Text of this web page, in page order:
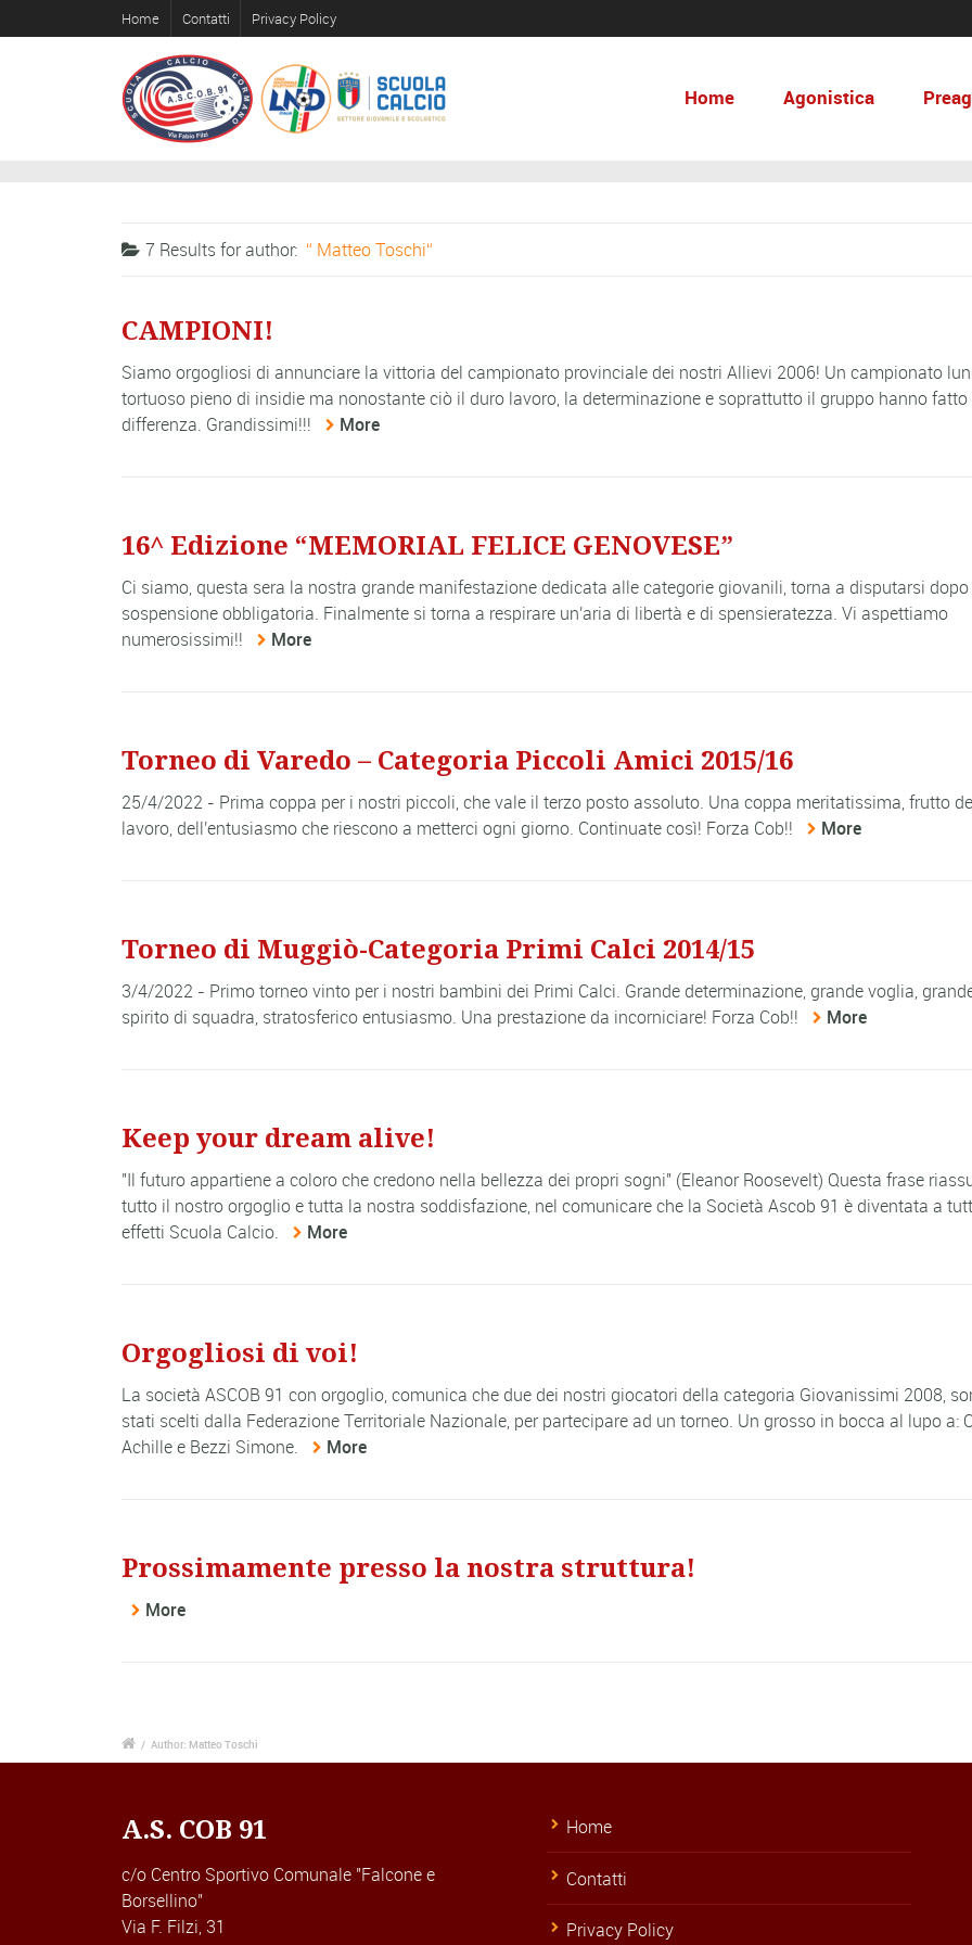
Home Contatti Privacy Policy
Home Agonistica
7 Results forauthor: Matteo Toschi
CAMPIONI!
Siamo orgogliosi di annunciare la vittoria del campionato provinciale dei nostri Allievi 2006! Un campionato
tortuoso pieno di insidie ma nonostante ciò il duro lavoro, la determinazione e soprattutto il gruppo hanno fatto
differenza. Grandissimi!!!
More
16^ Edizione “MEMORIAL FELICE GENOVESE”
Ci siamo, questa sera la nostra grande manifestazione dedicata alle categorie giovanili, torna a disputarsi
sospensione obbligatoria. Finalmente si torna a respirare un'aria di libertà e di spensieratezza. Vi aspettiamo
numerosissimi!!
More
Torneo di Varedo – Categoria Piccoli Amici 2015/16
25/4/2022 - Prima coppa per i nostri piccoli, che vale il terzo posto assoluto. Una coppa meritatissima, frutto
lavoro, dell'entusiasmo che riescono a metterci ogni giorno. Continuate così! Forza Cob!!
More
Torneo di Muggiò-Categoria Primi Calci 2014/15
3/4/2022 - Primo torneo vinto per i nostri bambini dei Primi Calci. Grande determinazione, grande voglia,
spirito di squadra, stratosferico entusiasmo. Una prestazione da incorniciare! Forza Cob!!
More
Keep your dream alive!
"Il futuro appartiene a coloro che credono nella bellezza dei propri sogni" (Eleanor Roosevelt) Questa frase
tutto il nostro orgoglio e tutta la nostra soddisfazione, nel comunicare che la Società Ascob 91 è diventata a
effetti Scuola Calcio.
More
Orgogliosi di voi!
La società ASCOB 91 con orgoglio, comunica che due dei nostri giocatori della categoria Giovanissimi 2008,
stati scelti dalla Federazione Territoriale Nazionale, per partecipare ad un torneo. Un grosso in bocca al lupo a:
Achille e Bezzi Simone.
More
Prossimamente presso la nostra struttura!
More
/ Author: Matteo Toschi
A.S. COB 91
c/o Centro Sportivo Comunale "Falcone e
Borsellino"
Via F. Filzi, 31
Home
Contatti
Privacy Policy